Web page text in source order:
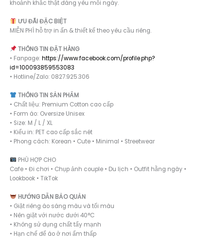
khoảnh khắc thật đáng yêu mỗi ngày.
ƯU ĐÃI ĐẶC BIỆT
MIỄN PHÍ hỗ trợ in ấn & thiết kế theo yêu cầu riêng.
THÔNG TIN ĐẶT HÀNG
• Fanpage: https://www.facebook.com/profile.php?
id=100093859553083
• Hotline/Zalo: 0827.925.306
THÔNG TIN SẢN PHẨM
• Chất liệu: Premium Cotton cao cấp
• Form áo: Oversize Unisex
• Size: M / L / XL
• Kiểu in: PET cao cấp sắc nét
• Phong cách: Korean • Cute • Minimal • Streetwear
PHÙ HỢP CHO
Cafe • Đi chơi • Chụp ảnh couple • Du lịch • Outfit hằng ngày •
Lookbook • TikTok
HƯỚNG DẪN BẢO QUẢN
• Giặt riêng áo sáng màu và tối màu
• Nên giặt với nước dưới 40°C
• Không sử dụng chất tẩy mạnh
• Hạn chế để áo ở nơi ẩm thấp